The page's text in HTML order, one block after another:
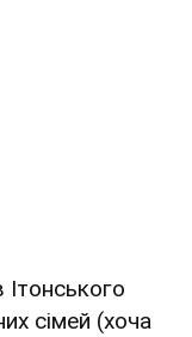
сімей (хоча